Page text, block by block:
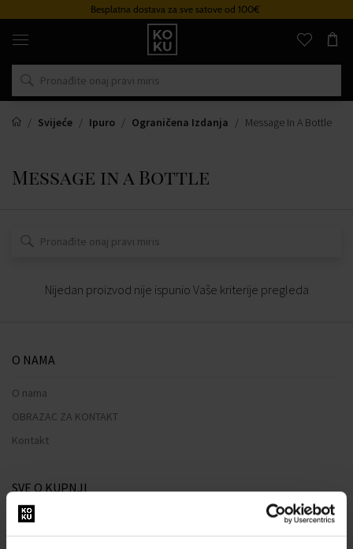
Besplatna dostava za sve satove od 100€
Originalni
parfemi
satovi
na
mjestu
Svijeće
Ipuro Ograničena Izdanja Message In A Bottle
Message in a Bottle
Nijedan proizvod nije ispunio Vaše kriterije pregleda
O NAMA
O nama
OBRAZAC ZA KONTAKT
Kontakt
SVE O KUPNJI
Sustav vjernosti